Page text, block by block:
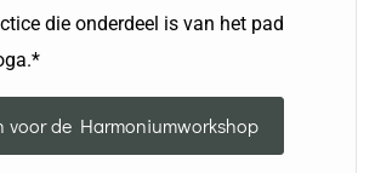
die onderdeel is van het pad
voor de Harmoniumworkshop